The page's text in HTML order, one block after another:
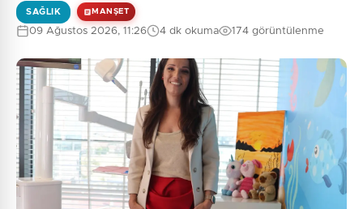
SAĞLIK MANŞET
09 Ağustos 2026, 11:26 4 dk okuma 174 görüntülenme